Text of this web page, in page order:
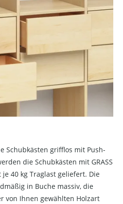
Schubkästen grifflos mit Push-
die Schubkästen mit GRASS
40 kg Traglast geliefert. Die
in Buche massiv, die
von Ihnen gewählten Holzart